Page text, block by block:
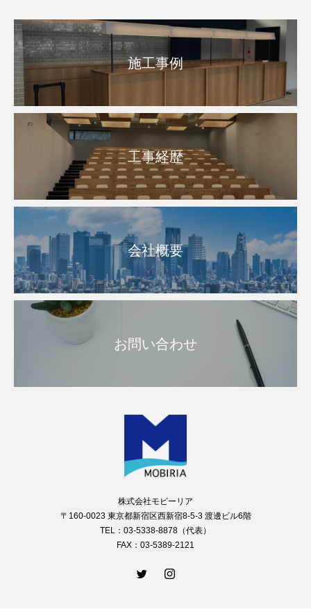
施工事例
工事経歴
会社概要
お問い合わせ
株式会社モビーリア
〒160-0023 東京都新宿区西新宿8-5-3 渡邊ビル6階
TEL：03-5338-8878（代表）
FAX：03-5389-2121